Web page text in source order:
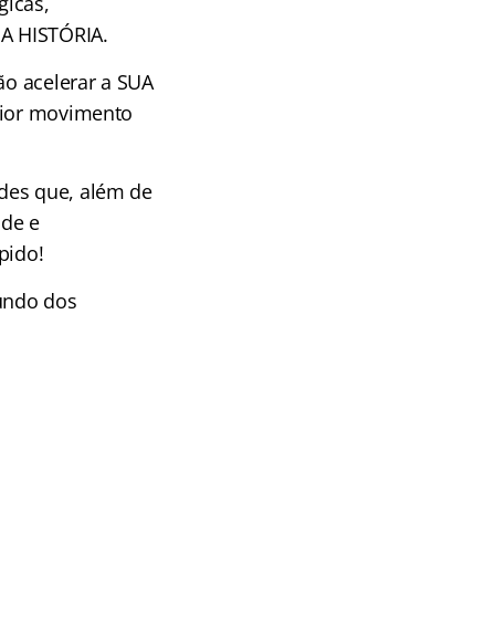
HISTÓRIA.
acelerar a SUA
movimento
que, além de
e
dos